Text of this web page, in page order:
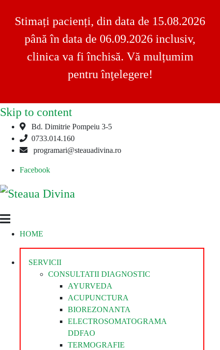
Stimați pacienți, din data de 15.08.2026
până în data de 06.09.2026 inclusiv,
clinica va fi închisă. Vă mulțumim
pentru înţelegere!
Skip to content
Bd. Dimitrie Pompeiu 3-5
0733.014.160
programari@steauadivina.ro
Facebook
Steaua
Divina
Clinica
SteauaHOME
SERVICII
CONSULTATII DIAGNOSTIC
AYURVEDA
ACUPUNCTURA
BIOREZONANTA
ELECTROSOMATOGRAMA
DDFAO
TERMOGRAFIE